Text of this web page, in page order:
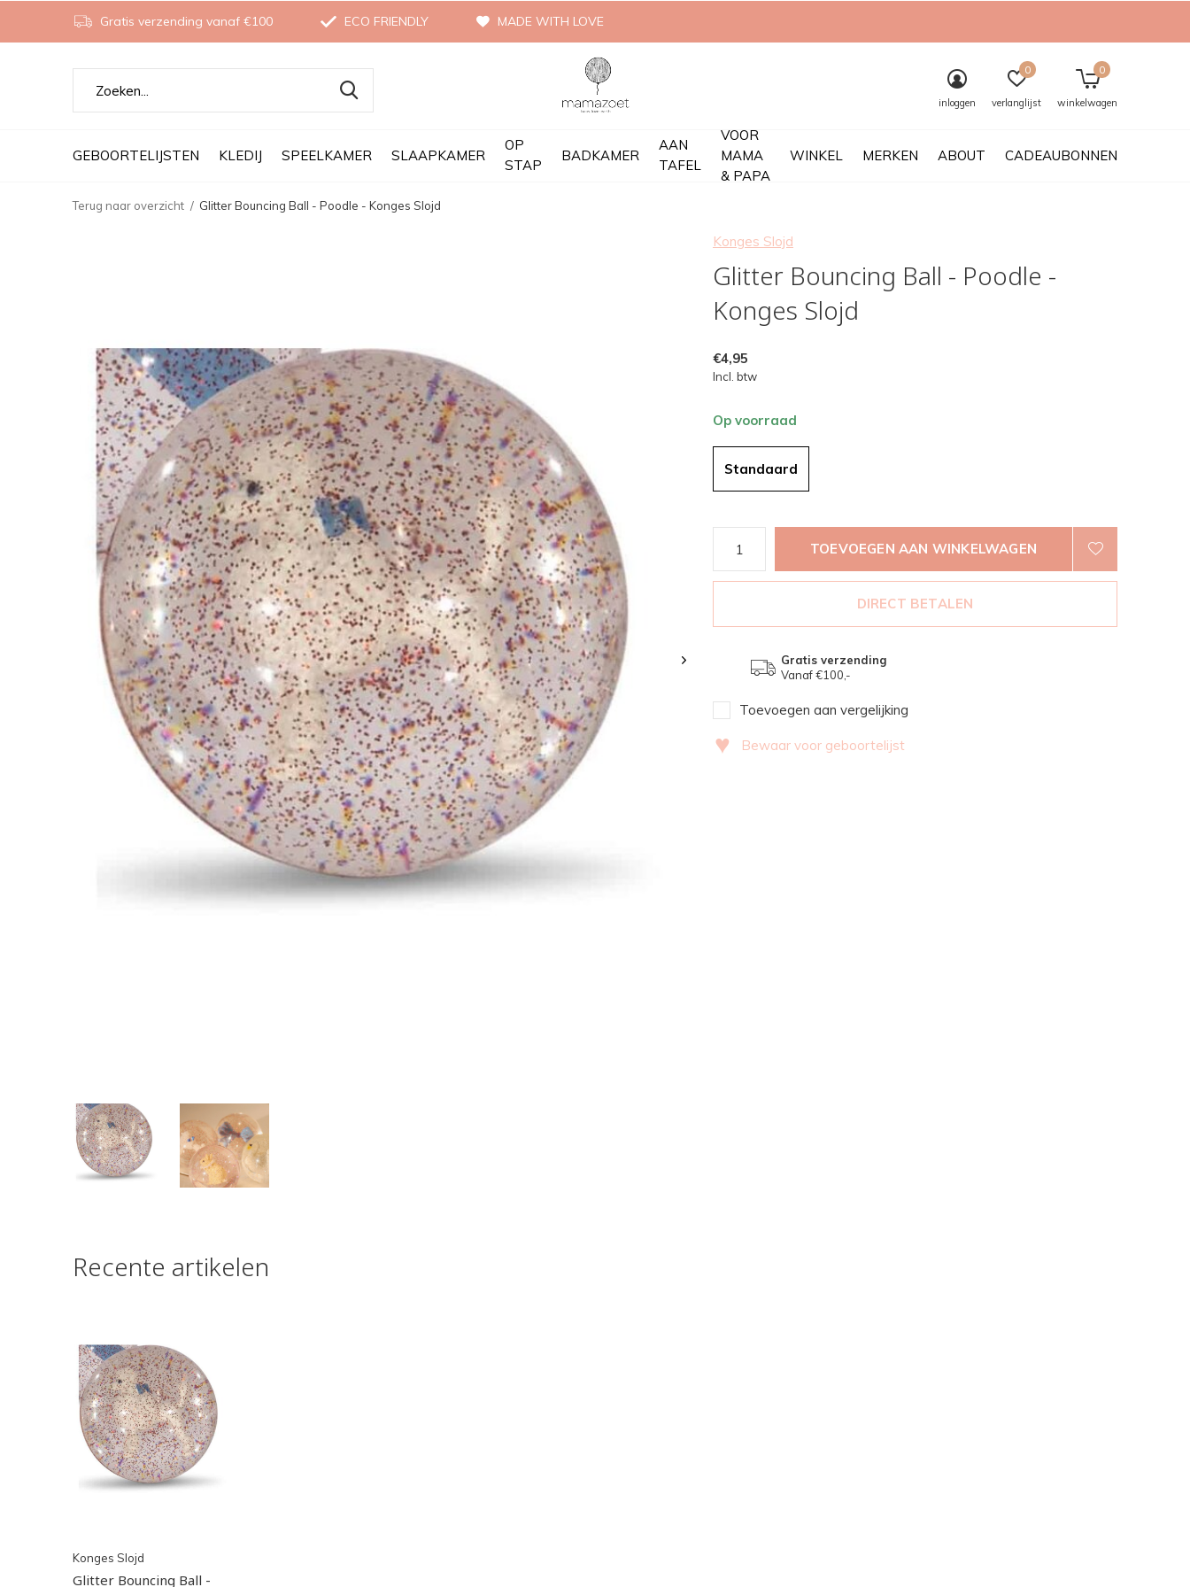
GEBOORTELIJSTEN KLEDIJ SPEELKAMER SLAAPKAMER
OP
STAP
BADKAMER
AAN
TAFEL
VOOR
MAMA
& PAPA
WINKEL MERKEN ABOUT CADEAUBONNEN
inloggen verlanglijst
0
winkelwagen
0
Gratis verzending vanaf €100 ECO FRIENDLY MADE WITH LOVE
Terug naar overzicht Glitter Bouncing Ball - Poodle - Konges Slojd
Konges Slojd
Glitter Bouncing Ball - Poodle -
Konges Slojd
€4,95
Incl. btw
Op voorraad
Standaard
TOEVOEGEN AAN WINKELWAGEN
DIRECT BETALEN
Gratis verzending
Vanaf €100,-
Toevoegen aan vergelijking
♥ Bewaar voor geboortelijst
Recente artikelen
Konges Slojd
Glitter Bouncing Ball -